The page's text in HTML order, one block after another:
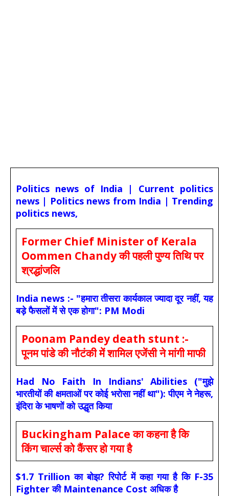
Politics news of India | Current politics
news | Politics news from India | Trending
politics news,
Former Chief Minister of Kerala
Oommen Chandy की पहली पुण्य तिथि पर
श्रद्धांजलि
India news :- "हमारा तीसरा कार्यकाल ज्यादा दूर नहीं, यह
बड़े फैसलों में से एक होगा": PM Modi
Poonam Pandey death stunt :-
पूनम पांडे की नौटंकी में शामिल एजेंसी ने मांगी माफी
Had No Faith In Indians' Abilities ("मुझे
भारतीयों की क्षमताओं पर कोई भरोसा नहीं था"): पीएम ने नेहरू,
इंदिरा के भाषणों को उद्धृत किया
Buckingham Palace का कहना है कि
किंग चार्ल्स को कैंसर हो गया है
$1.7 Trillion का बोझ? रिपोर्ट में कहा गया है कि F-35
Fighter की Maintenance Cost अधिक है